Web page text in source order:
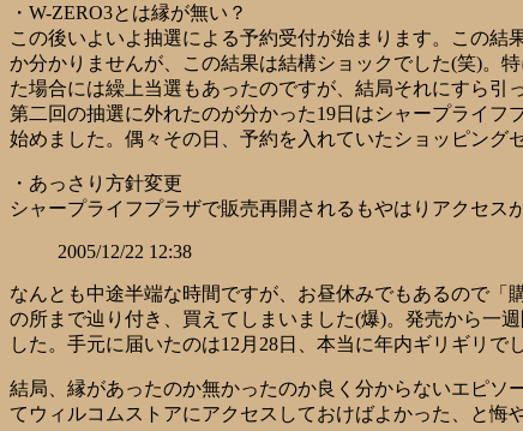
・W-ZERO3とは縁が無い？
この後いよいよ抽選による予約受付が始まります。この
か分かりませんが、この結果は結構ショックでした(笑)。
た場合には繰上当選もあったのですが、結局それにすら引
第二回の抽選に外れたのが分かった19日はシャープライ
始めました。偶々その日、予約を入れていたショッピング
・あっさり方針変更
シャープライフプラザで販売再開されるもやはりアクセス
2005/12/22 12:38
なんとも中途半端な時間ですが、お昼休みでもあるので
の所まで辿り付き、買えてしまいました(爆)。発売から一
した。手元に届いたのは12月28日、本当に年内ギリギリでし
結局、縁があったのか無かったのか良く分からないエピ
てウィルコムストアにアクセスしておけばよかった、と悔